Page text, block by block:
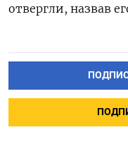
отвергли, назвав